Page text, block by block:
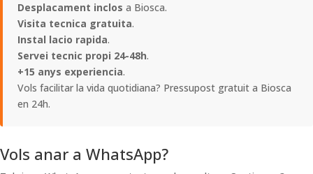
Desplacament inclos a Biosca.
Visita tecnica gratuita.
Instal lacio rapida.
Servei tecnic propi 24-48h.
+15 anys experiencia.
Vols facilitar la vida quotidiana? Pressupost gratuit a Biosca
en 24h.
Vols anar a WhatsApp?